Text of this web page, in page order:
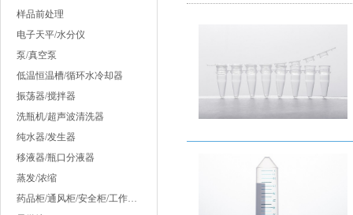
样品前处理
电子天平/水分仪
泵/真空泵
低温恒温槽/循环水冷却器
振荡器/搅拌器
洗瓶机/超声波清洗器
纯水器/发生器
移液器/瓶口分液器
蒸发/浓缩
药品柜/通风柜/安全柜/工作…